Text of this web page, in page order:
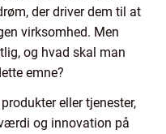
der driver dem til at
virksomhed. Men
og hvad skal man
emne?
eller tjenester,
og innovation på